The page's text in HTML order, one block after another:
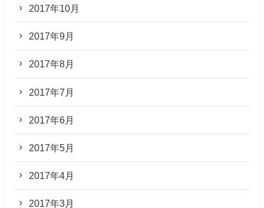
2017年10月
2017年9月
2017年8月
2017年7月
2017年6月
2017年5月
2017年4月
2017年3月